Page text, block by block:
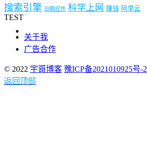
搜索引擎 日期控件 科学上网 赚钱 阿里云
TEST
关于我
广告合作
© 2022 宇哥博客 豫ICP备2021010925号-2
返回顶部